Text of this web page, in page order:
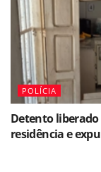
POLÍCIA
Detento
residência e